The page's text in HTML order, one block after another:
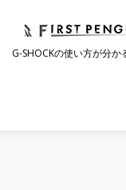
ッ
G-SHOCKの使い方が分